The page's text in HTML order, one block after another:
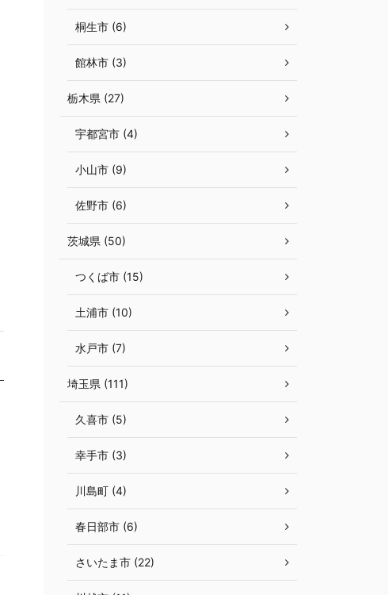
桐生市 (6)
館林市 (3)
栃木県 (27)
宇都宮市 (4)
小山市 (9)
佐野市 (6)
茨城県 (50)
つくば市 (15)
土浦市 (10)
水戸市 (7)
埼玉県 (111)
久喜市 (5)
幸手市 (3)
川島町 (4)
春日部市 (6)
さいたま市 (22)